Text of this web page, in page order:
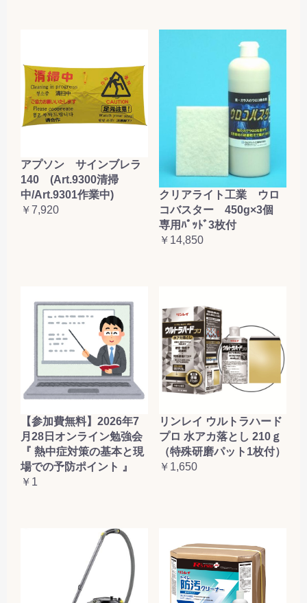
アプソン サインブレラ
140 (Art.9300清掃
中/Art.9301作業中)
￥7,920
クリアライト工業 ウロ
コバスター 450g×3個
専用ﾊﾟｯﾄﾞ3枚付
￥14,850
【参加費無料】2026年7
月28日オンライン勉強会
『 熱中症対策の基本と現
場での予防ポイント 』
￥1
リンレイ ウルトラハード
プロ 水アカ落とし 210ｇ
（特殊研磨パット1枚付）
￥1,650